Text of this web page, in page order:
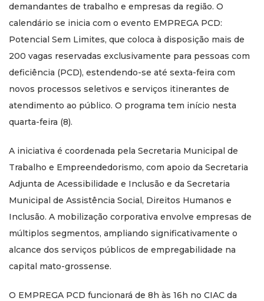
demandantes de trabalho e empresas da região. O
calendário se inicia com o evento EMPREGA PCD:
Potencial Sem Limites, que coloca à disposição mais de
200 vagas reservadas exclusivamente para pessoas com
deficiência (PCD), estendendo-se até sexta-feira com
novos processos seletivos e serviços itinerantes de
atendimento ao público. O programa tem início nesta
quarta-feira (8).
A iniciativa é coordenada pela Secretaria Municipal de
Trabalho e Empreendedorismo, com apoio da Secretaria
Adjunta de Acessibilidade e Inclusão e da Secretaria
Municipal de Assistência Social, Direitos Humanos e
Inclusão. A mobilização corporativa envolve empresas de
múltiplos segmentos, ampliando significativamente o
alcance dos serviços públicos de empregabilidade na
capital mato-grossense.
O EMPREGA PCD funcionará de 8h às 16h no CIAC da